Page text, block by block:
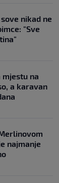
nikad ne
"Sve
mjestu na
a karavan
najmanje